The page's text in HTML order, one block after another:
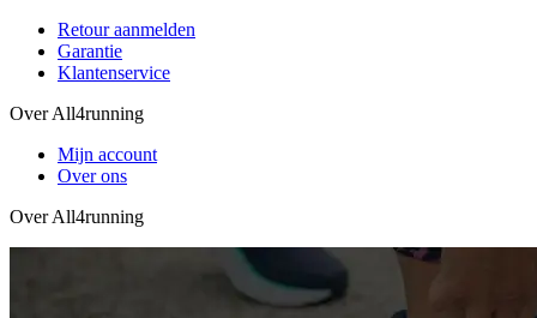
Retour aanmelden
Garantie
Klantenservice
Over All4running
Mijn account
Over ons
Over All4running